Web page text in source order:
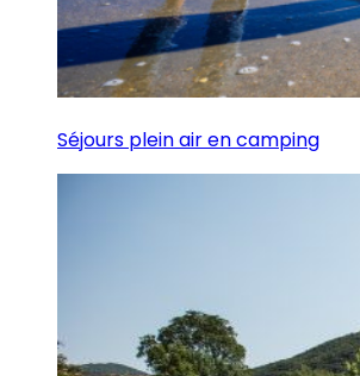
Séjours plein air en camping